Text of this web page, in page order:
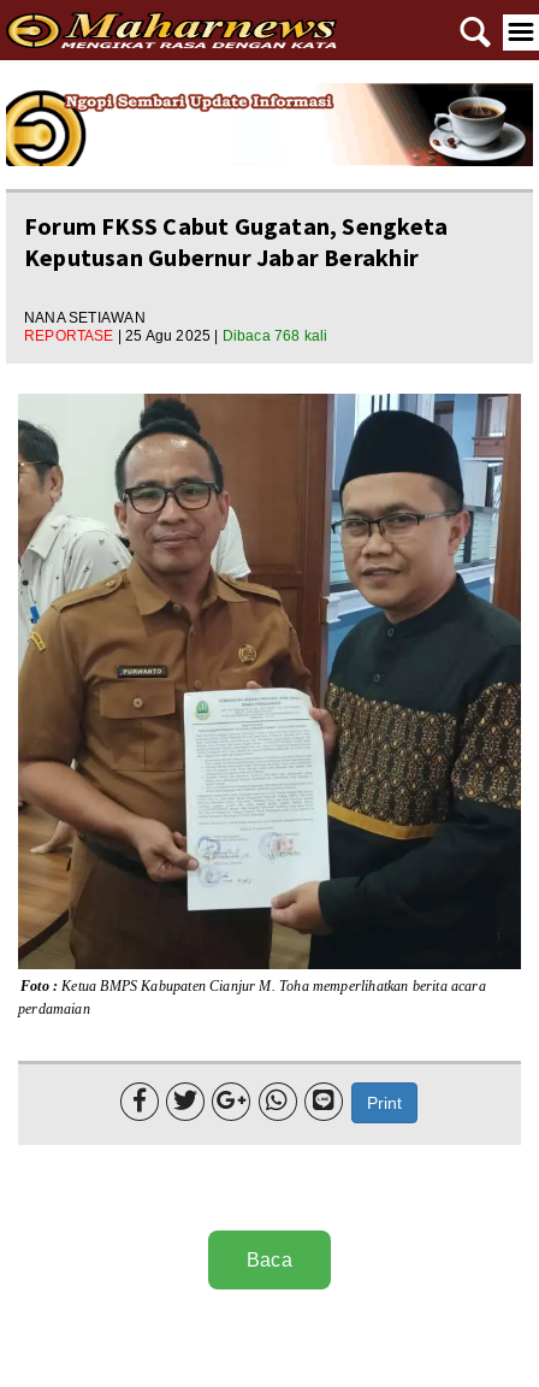
Home
Reportase
Editorial
Ngewangkong
Polpem
Pilkada
Lainnya
Sosial
Pertanian
Edukasi
Opini
Mahar TV
☰
🔍
Forum FKSS Cabut Gugatan, Sengketa
Keputusan Gubernur Jabar Berakhir
NANA SETIAWAN
REPORTASE
| 25 Agu 2025 | Dibaca 768 kali
Foto : Ketua BMPS Kabupaten Cianjur M. Toha memperlihatkan berita acara
perdamaian
     Print
Baca